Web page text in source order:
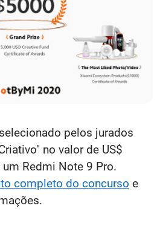
pelos jurados
no valor de US$
Redmi Note 9 Pro.
completo do concurso e